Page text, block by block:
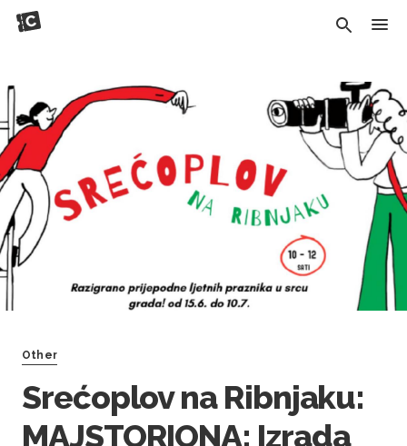
Other
Srećoplov na Ribnjaku:
MAJSTORIONA: Izrada